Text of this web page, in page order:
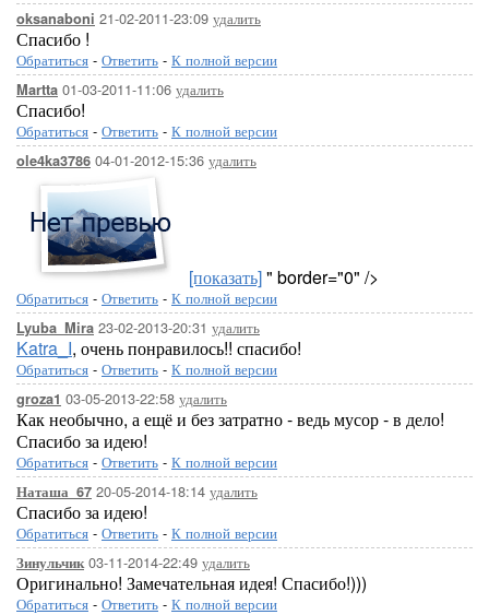
oksanaboni 21-02-2011-23:09 удалить
Спасибо !
Обратиться - Ответить - К полной версии
Martta 01-03-2011-11:06 удалить
Спасибо!
Обратиться - Ответить - К полной версии
ole4ka3786 04-01-2012-15:36 удалить
[показать]" border="0" />
Обратиться - Ответить - К полной версии
Lyuba_Mira 23-02-2013-20:31 удалить
Katra_I, очень понравилось!! спасибо!
Обратиться - Ответить - К полной версии
groza1 03-05-2013-22:58 удалить
Как необычно, а ещё и без затратно - ведь мусор - в дело!
Спасибо за идею!
Обратиться - Ответить - К полной версии
Наташа_67 20-05-2014-18:14 удалить
Спасибо за идею!
Обратиться - Ответить - К полной версии
Зинульчик03-11-2014-22:49 удалить
Оригинально! Замечательная идея! Спасибо!)))
Обратиться - Ответить - К полной версии